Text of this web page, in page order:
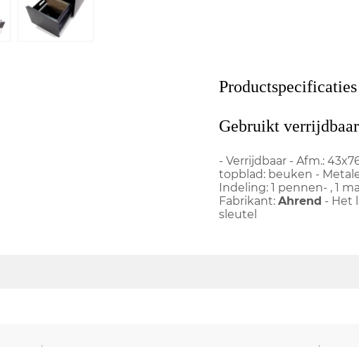
Productspecificaties
Gebruikt
- Verrijdbaar - Afm.:
topblad: beuken -
Indeling: 1 pennen- , 1
Fabrikant: Ahrend - Het
sleutel